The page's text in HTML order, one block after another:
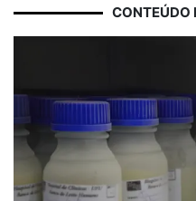
CONTEÚDO